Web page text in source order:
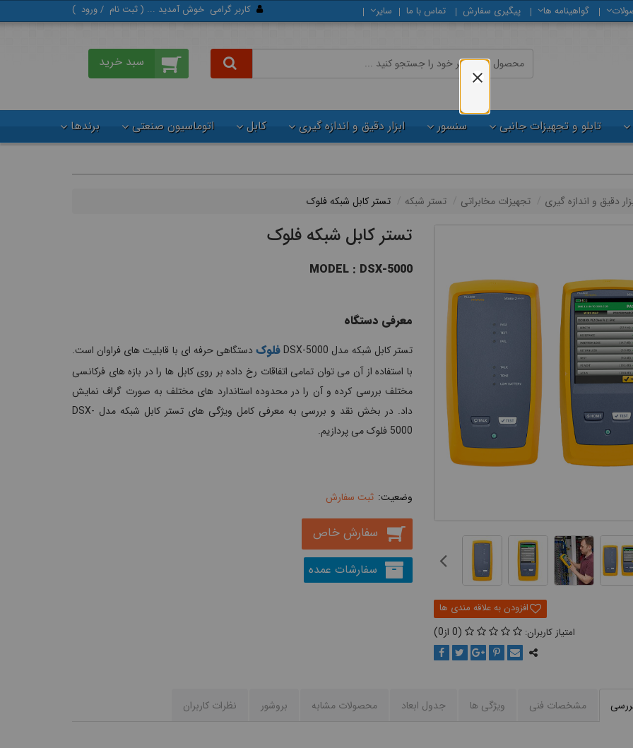
گواهینامه ها پیگیری سفارش تماس با ما سایر کاربر گرامی خوش آمدید ... (ثبت‌ نام /ورود )
تابلو و تجهیزات جانبی سنسور ابزار دقیق و اندازه گیری کابل اتوماسیون صنعتی برندها
دقیق و اندازه گیری تجهیزات مخابراتی تستر شبکه تستر کابل شبکه فلوک
0
0
تستر کابل شبکه فلوک
MODEL : DSX-5000
معرفی دستگاه
تستر کابل شبکه مدل DSX-5000 فلوکدستگاهی حرفه ای با قابلیت های فراوان است.
با استفاده از آن می توان تمامی اتفاقات رخ داده بر روی کابل ها را در بازه های فرکانسی
مختلف بررسی کرده و آن را در محدوده استاندارد های مختلف به صورت گراف نمایش
داد. در بخش نقد و بررسی به معرفی کامل ویژگی های تستر کابل شبکه مدل DSX-
5000 فلوک می پردازیم.
ثبت سفارش
سفارش خاص
سفارشات عمده
مشخصات فنی ویژگی ها جدول ابعاد محصولات مشابه بروشور نظرات کاربران